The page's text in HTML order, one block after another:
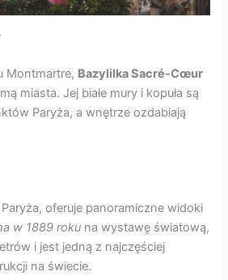
Montmartre, Bazylilka Sacré-Cœur
miasta. Jej białe mury i kopuła są
Paryża, a wnętrze ozdabiają
oferuje panoramiczne widoki
w 1889 roku na wystawę światową,
i jest jedną z najczęściej
na świecie.